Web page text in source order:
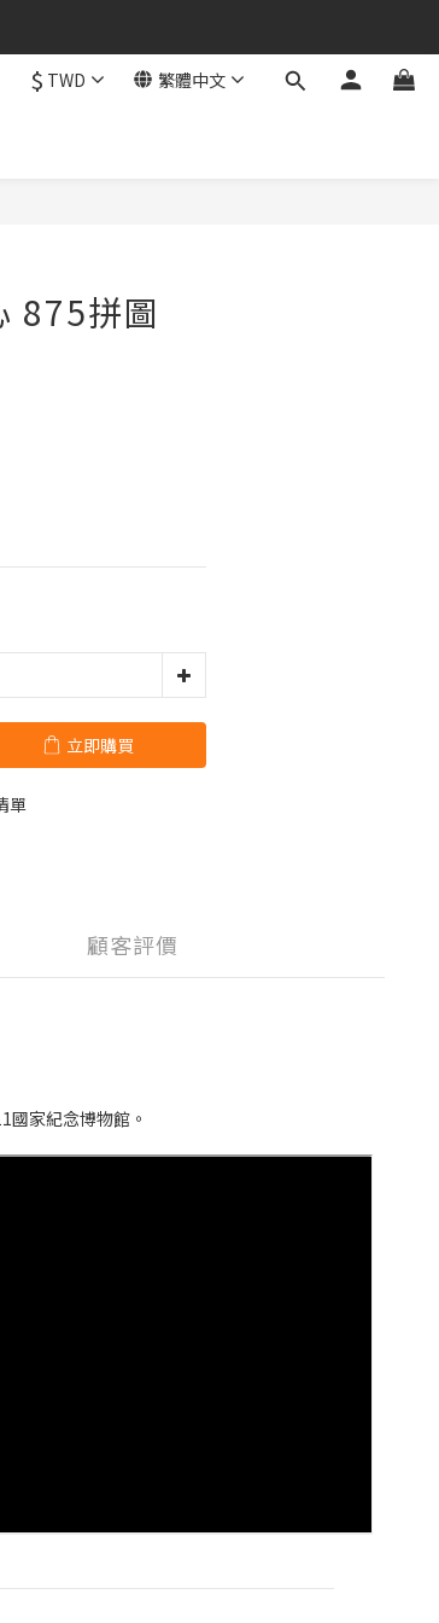
$ TWD 繁體中文
875拼圖
立即購買
單
顧客評價
家紀念博物館。